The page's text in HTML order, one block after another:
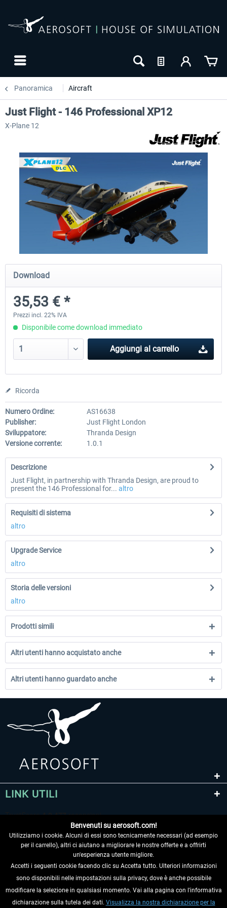
Panoramica Aircraft
X-Plane.org - King Air 350 XP12
55,31 € *
X-Plane.org - Cessna 172M
Just Flight - 146 Professional XP12
X-Plane 12
Download
35,53 € *
Prezzi incl. 22% IVA
Disponibile come download immediato
Aggiungi al carrello
Ricorda
Numero Ordine:
AS16638
Publisher:
Just Flight London
Sviluppatore:
Thranda Design
Versione corrente:
1.0.1
Descrizione
Just Flight, in partnership with Thranda Design, are proud to
present the 146 Professional for... altro
Requisiti di sistema
altro
Upgrade Service
altro
Storia delle versioni
altro
Prodotti simili
Altri utenti hanno acquistato anche
Altri utenti hanno guardato anche
LINK UTILI
RECEDERE DAL CONTRATTO
Benvenuti su aerosoft.com!
Utilizziamo i cookie. Alcuni di essi sono tecnicamente necessari (ad esempio
per il carrello), altri ci aiutano a migliorare le nostre offerte e a offrirti
un'esperienza utente migliore.
Accetti i seguenti cookie facendo clic su Accetta tutto. Ulteriori informazioni
sono disponibili nelle impostazioni sulla privacy, dove è anche possibile
modificare la selezione in qualsiasi momento. Vai alla pagina con l'informativa
dichiarazione sulla tutela dei dati. Visualizza la nostra dichiarazione per la